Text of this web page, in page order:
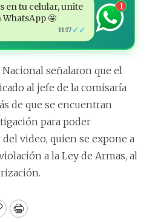
en tu celular, unite
WhatsApp 🤩
11:17 ✓✓
1
señalaron que el
al jefe de la comisaría
de que se encuentran
para poder
video, quien se expone a
a la Ley de Armas, al
Print